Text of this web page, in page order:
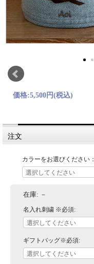
価格:5,500円(税込)
注文
カラーをお選びください：
在庫: －
名入れ刺繍 ※必須:
ギフトバッグ※必須: